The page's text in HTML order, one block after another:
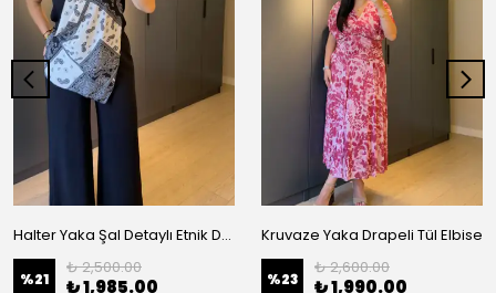
Halter Yaka Şal Detaylı Etnik Desenli Tulum
%21
₺ 2,500.00
Kruvaze Yaka Drapeli Tül Elbise
%23
₺ 2,600.00